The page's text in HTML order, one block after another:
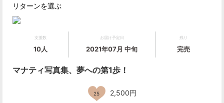
リターンを選ぶ
支援数
10人
お届け予定日
2021年07月 中旬
残り
完売
マナティ写真集、夢への第1歩！
25 2,500円